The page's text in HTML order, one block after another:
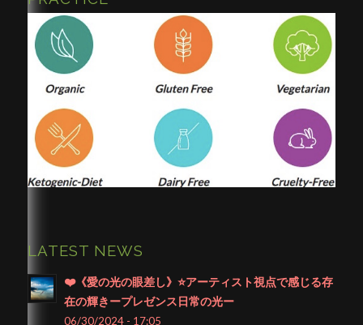
LATEST NEWS
❤️《愛の光の眼差し》⭐️アーティスト視点で感じる存
在の輝きープレゼンス日常の光ー
06/30/2024 - 17:05